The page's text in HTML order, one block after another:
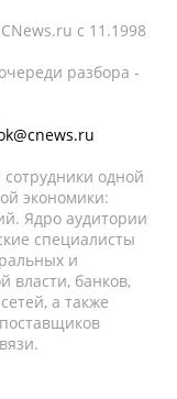
c 11.1998
разбора -
одной
экономики:
Ядро аудитории
специалисты
и
власти, банков,
а также